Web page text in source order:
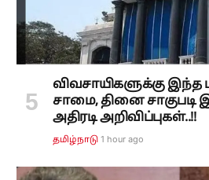
விவசாயிகளுக்கு இந்த
சாமை, தினை சாகுபடி
அதிரடி அறிவிப்புகள்..!!
தமிழ்நாடு 1 hour ago